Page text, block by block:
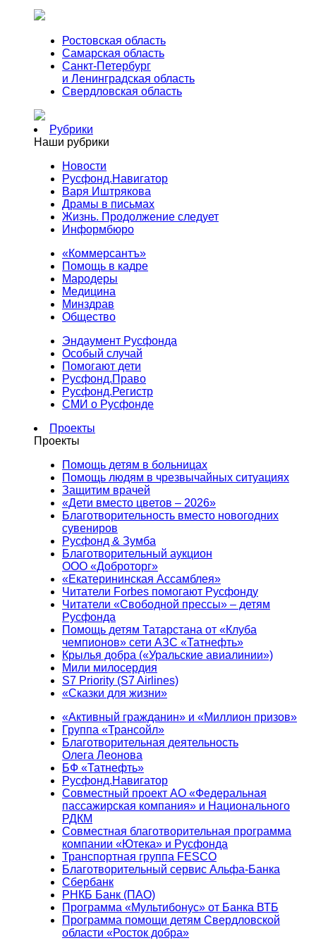
Ростовская область
Самарская область
Санкт-Петербург
и Ленинградская область
Свердловская область
Рубрики
Наши рубрики
Новости
Русфонд.Навигатор
Варя Иштрякова
Драмы в письмах
Жизнь. Продолжение следует
Информбюро
«Коммерсантъ»
Помощь в кадре
Мародеры
Медицина
Минздрав
Общество
Эндаумент Русфонда
Особый случай
Помогают дети
Русфонд.Право
Русфонд.Регистр
СМИ о Русфонде
Проекты
Проекты
Помощь детям в больницах
Помощь людям в чрезвычайных ситуациях
Защитим врачей
«Дети вместо цветов – 2026»
Благотворительность вместо новогодних
сувениров
Русфонд & Зумба
Благотворительный аукцион
ООО «Доброторг»
«Екатерининская Ассамблея»
Читатели Forbes помогают Русфонду
Читатели «Свободной прессы» – детям
Русфонда
Помощь детям Татарстана от «Клуба
чемпионов» сети АЗС «Татнефть»
Крылья добра («Уральские авиалинии»)
Мили милосердия
S7 Priority (S7 Airlines)
«Сказки для жизни»
«Активный гражданин» и «Миллион призов»
Группа «Трансойл»
Благотворительная деятельность
Олега Леонова
БФ «Татнефть»
Русфонд.Навигатор
Совместный проект АО «Федеральная
пассажирская компания» и Национального
РДКМ
Совместная благотворительная программа
компании «Ютека» и Русфонда
Транспортная группа FESCO
Благотворительный сервис Альфа-Банка
Сбербанк
РНКБ Банк (ПАО)
Программа «Мультибонус» от Банка ВТБ
Программа помощи детям Свердловской
области «Росток добра»